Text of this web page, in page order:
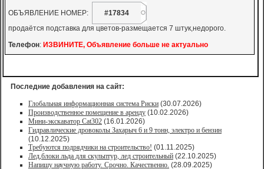
ОБЪЯВЛЕНИЕ НОМЕР:
#17834
продаётся подставка для цветов-размещается 7 штук,недорого.
Телефон: ИЗВИНИТЕ, Объявление больше не актуально
Последние добавления на сайт:
Глобальная информационная система Риски (30.07.2026)
Производственное помещение в аренду (10.02.2026)
Мини-экскаватор Cat302 (16.01.2026)
Гидравлические дровоколы Захарыч 6 и 9 тонн, электро и бензин
(10.12.2025)
Требуются подрядчики на строительство! (01.11.2025)
Лед,блоки льда для скульптур, лед строительный (22.10.2025)
Напишу научную работу. Срочно. Качественно. (28.09.2025)